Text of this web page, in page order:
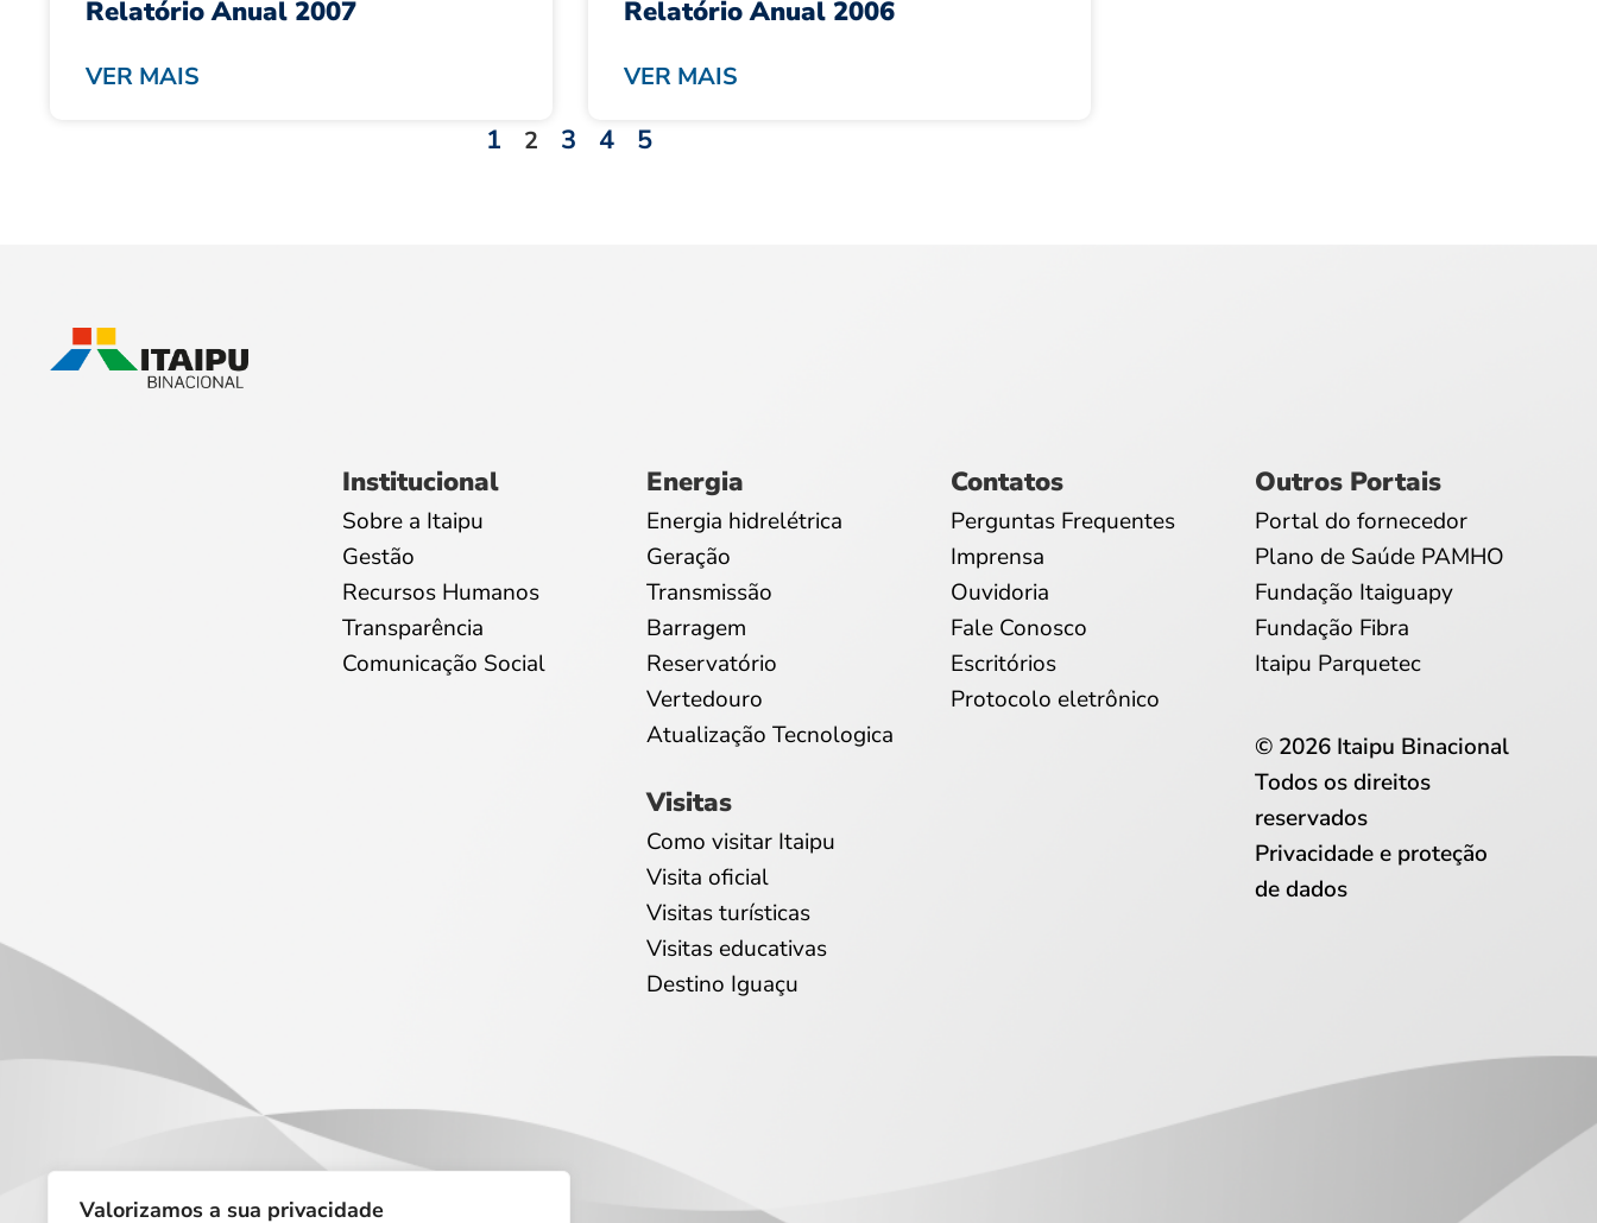
Valorizamos a sua privacidade
Relatório Anual 2007
VER MAIS
Relatório Anual 2006
VER MAIS
1 2 3 4 5
Institucional
Sobre a Itaipu
Gestão
Recursos Humanos
Transparência
Comunicação Social
Energia
Energia hidrelétrica
Geração
Transmissão
Barragem
Reservatório
Vertedouro
Atualização Tecnologica
Visitas
Como visitar Itaipu
Visita oficial
Visitas turísticas
Visitas educativas
Destino Iguaçu
Contatos
Perguntas Frequentes
Imprensa
Ouvidoria
Fale Conosco
Escritórios
Protocolo eletrônico
Outros Portais
Portal do fornecedor
Plano de Saúde PAMHO
Fundação Itaiguapy
Fundação Fibra
Itaipu Parquetec
© 2026 Itaipu Binacional
Todos os direitos
reservados
Privacidade e proteção
de dados